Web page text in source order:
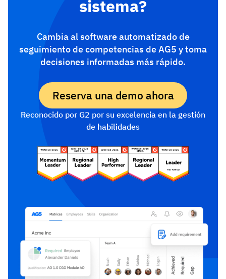
sistema?
Cambia al software automatizado de
seguimiento de competencias de AG5 y toma
decisiones informadas más rápido.
Reserva una demo ahora
Reconocido por G2 por su excelencia en la gestión
de habilidades